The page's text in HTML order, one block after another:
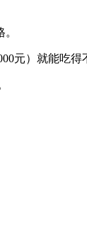
元）就能吃